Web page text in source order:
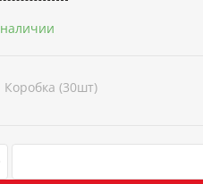
Коробка (30шт)